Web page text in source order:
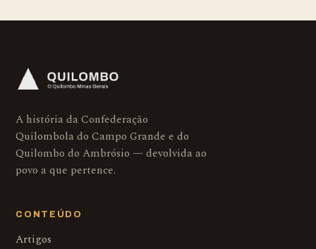
A história da Confederação
Quilombola do Campo Grande e do
Quilombo do Ambrósio — devolvida ao
povo a que pertence.
CONTEÚDO
Artigos